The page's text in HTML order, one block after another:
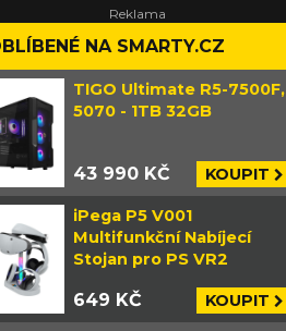
NA SMARTY.CZ
TIGO Ultimate R5-7500F,
5070 - 1TB 32GB
43 990 KČ KOUPIT
iPega P5 V001
Multifunkční Nabíjecí
Stojan pro PS VR2
649 KČ KOUPIT